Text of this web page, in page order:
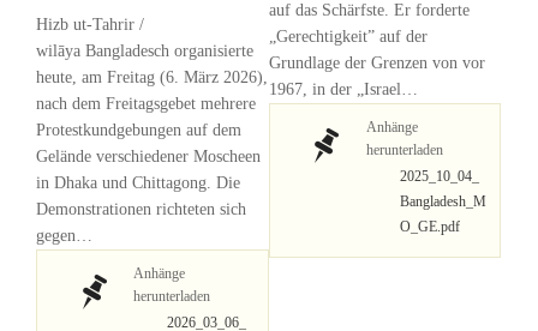
Hizb ut-Tahrir /
wilāya Bangladesch organisierte
heute, am Freitag (6. März 2026),
nach dem Freitagsgebet mehrere
Protestkundgebungen auf dem
Gelände verschiedener Moscheen
in Dhaka und Chittagong. Die
Demonstrationen richteten sich
gegen…
Anhänge
herunterladen
2026_03_06_
auf das Schärfste. Er forderte
„Gerechtigkeit” auf der
Grundlage der Grenzen von vor
1967, in der „Israel…
Anhänge
herunterladen
2025_10_04_
Bangladesh_M
O_GE.pdf